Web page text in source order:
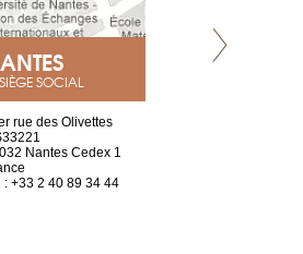
SOCIAL
rue des Olivettes
Nantes Cedex 1
: +33 2 40 89 34 44